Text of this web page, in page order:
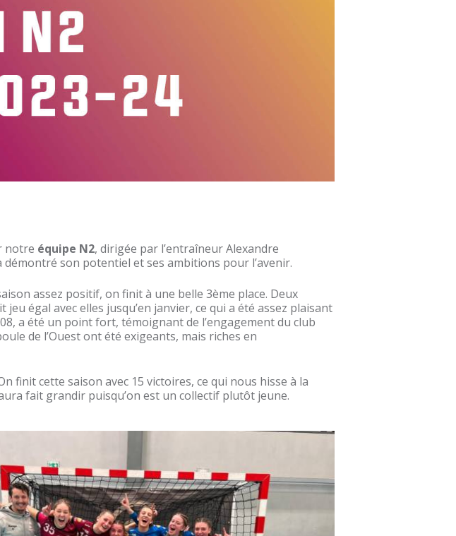
notre équipe N2, dirigée par l’entraîneur Alexandre
démontré son potentiel et ses ambitions pour l’avenir.
assez positif, on finit à une belle 3ème place. Deux
égal avec elles jusqu’en janvier, ce qui a été assez plaisant
a été un point fort, témoignant de l’engagement du club
de l’Ouest ont été exigeants, mais riches en
finit cette saison avec 15 victoires, ce qui nous hisse à la
fait grandir puisqu’on est un collectif plutôt jeune.